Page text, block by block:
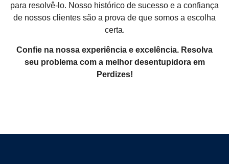
para resolvê-lo. Nosso histórico de sucesso e a confiança
de nossos clientes são a prova de que somos a escolha
certa.
Confie na nossa experiência e excelência. Resolva
seu problema com a melhor desentupidora em
Perdizes!